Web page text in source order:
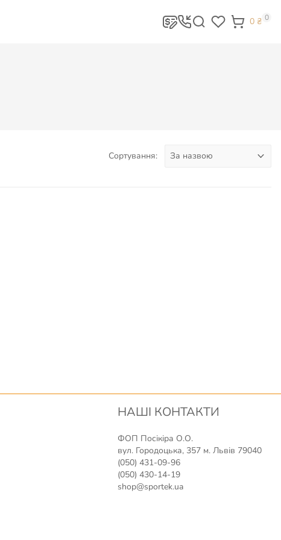
0 ₴ 0
Сортування:
НАШІ КОНТАКТИ
ФОП Посікіра О.О.
вул. Городоцька, 357 м. Львів 79040
(050) 431-09-96
(050) 430-14-19
shop@sportek.ua